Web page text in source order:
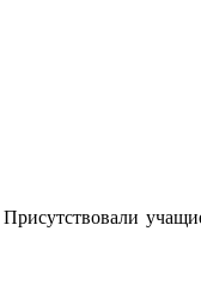
Присутствовали